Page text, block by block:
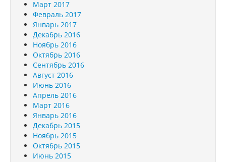
Март 2017
Февраль 2017
Январь 2017
Декабрь 2016
Ноябрь 2016
Октябрь 2016
Сентябрь 2016
Август 2016
Июнь 2016
Апрель 2016
Март 2016
Январь 2016
Декабрь 2015
Ноябрь 2015
Октябрь 2015
Июнь 2015